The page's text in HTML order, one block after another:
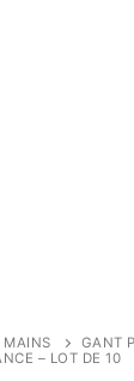
MAINS
GANT
– LOT DE 10